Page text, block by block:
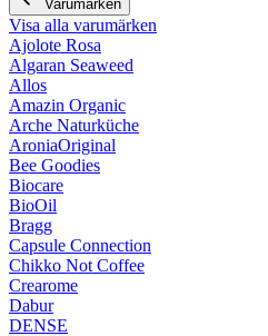
Varumärken
Visa alla varumärken
Ajolote Rosa
Algaran Seaweed
Allos
Amazin Organic
Arche Naturküche
AroniaOriginal
Bee Goodies
Biocare
BioOil
Bragg
Capsule Connection
Chikko Not Coffee
Crearome
Dabur
DENSE